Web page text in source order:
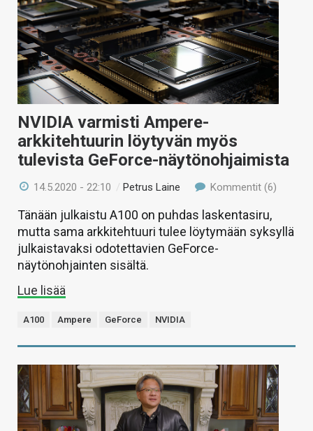
NVIDIA varmisti Ampere-
arkkitehtuurin löytyvän myös
tulevista GeForce-näytönohjaimista
14.5.2020 - 22:10 /Petrus Laine Kommentit (6)
Tänään julkaistu A100 on puhdas laskentasiru,
mutta sama arkkitehtuuri tulee löytymään syksyllä
julkaistavaksi odotettavien GeForce-
näytönohjainten sisältä.
Lue lisää
A100 Ampere GeForce NVIDIA